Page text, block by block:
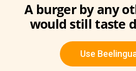
A burger by any
would still taste
Use